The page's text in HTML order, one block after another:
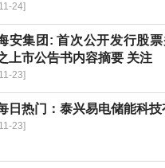
24]
安集团: 首次公开发行股
上市公告书内容摘要 关注
23]
日热门：泰兴易电储能科
23]